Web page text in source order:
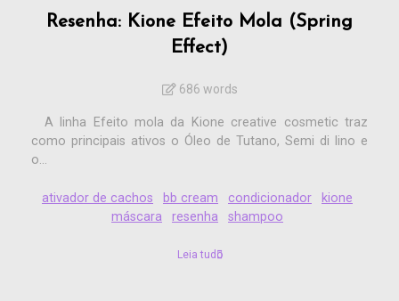
Resenha: Kione Efeito Mola (Spring
Effect)
686 words
A linha Efeito mola da Kione creative cosmetic traz
como principais ativos o Óleo de Tutano, Semi di lino e
o...
ativador de cachos bb cream condicionador
kione
máscara
resenha shampoo
Leia tudo